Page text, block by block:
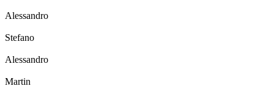
Alessandro
Stefano
Alessandro
Martin